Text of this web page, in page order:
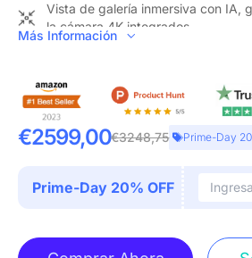
Vista de galería inmersiva con IA,
la cámara 4K integrados
micrófonos integrados) y software de
ecosistema abierto con protección de
empresarial. Una sola pizarra inteligente
videoconferencias, proyección
REUNIONES MÁS INMERSIVAS QUE
gran angular de 120”, la NearHub
cámara versátiles, incluidos Vista de
Más Información
€2599,00€3248,75 Prime-Day
Prime-Day 20% OFF